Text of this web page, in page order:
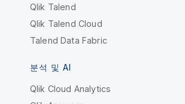
Qlik Talend
Qlik Talend Cloud
Talend Data Fabric
분석 및 AI
Qlik Cloud Analytics